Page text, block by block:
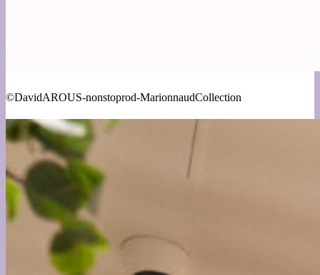
©DavidAROUS-nonstoprod-MarionnaudCollection